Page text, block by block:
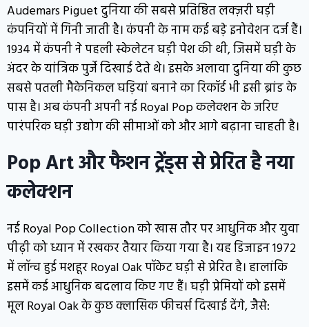
Audemars Piguetदुनिया की सबसे प्रतिष्ठित लक्ज़री घड़ी
कंपनियों में गिनी जाती है। कंपनी के नाम कई बड़े इनोवेशन दर्ज हैं।
1934 में कंपनी ने पहली स्केलेटन घड़ी पेश की थी, जिसमें घड़ी के
अंदर के यांत्रिक पुर्जे दिखाई देते थे। इसके अलावा दुनिया की कुछ
सबसे पतली मैकेनिकल घड़ियां बनाने का रिकॉर्ड भी इसी ब्रांड के
पास है। अब कंपनी अपनी नई Royal Pop कलेक्शन के जरिए
पारंपरिक घड़ी उद्योग की सीमाओं को और आगे बढ़ाना चाहती है।
Pop Art और फैशन ट्रेंड्स से प्रेरित है नया
कलेक्शन
नई Royal Pop Collection को खास तौर पर आधुनिक और युवा
पीढ़ी को ध्यान में रखकर तैयार किया गया है। यह डिजाइन 1972
में लॉन्च हुई मशहूर Royal Oak पॉकेट घड़ी से प्रेरित है। हालांकि
इसमें कई आधुनिक बदलाव किए गए हैं। घड़ी प्रेमियों को इसमें
मूल Royal Oak के कुछ क्लासिक फीचर्स दिखाई देंगे, जैसे: